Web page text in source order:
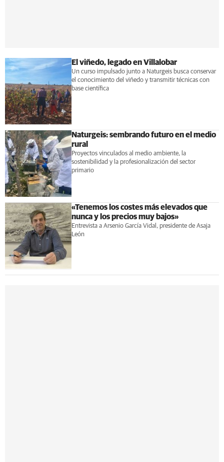
El viñedo, legado en Villalobar
Un curso impulsado junto a Naturgeis busca conservar
el conocimiento del viñedo y transmitir técnicas con
base científica
Naturgeis: sembrando futuro en el medio
rural
Proyectos vinculados al medio ambiente, la
sostenibilidad y la profesionalización del sector
primario
«Tenemos los costes más elevados que
nunca y los precios muy bajos»
Entrevista a Arsenio García Vidal, presidente de Asaja
León